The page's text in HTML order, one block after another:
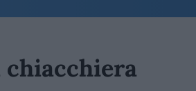
chiacchiera